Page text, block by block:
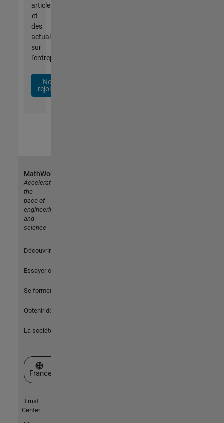
articles
et
des
actualités
sur
l'entreprise.
Nous
rejoindre
MathWorks
Accelerating
the
pace of
engineering
and
science
Découvrir les produits
Essayer ou acheter
Se former
Obtenir de l'aide
La société
Sélectionner un site web
France
Trust
Center